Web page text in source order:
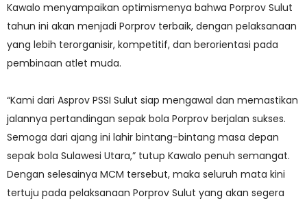
Kawalo menyampaikan optimismenya bahwa Porprov Sulut
tahun ini akan menjadi Porprov terbaik, dengan pelaksanaan
yang lebih terorganisir, kompetitif, dan berorientasi pada
pembinaan atlet muda.
“Kami dari Asprov PSSI Sulut siap mengawal dan memastikan
jalannya pertandingan sepak bola Porprov berjalan sukses.
Semoga dari ajang ini lahir bintang-bintang masa depan
sepak bola Sulawesi Utara,” tutup Kawalo penuh semangat.
Dengan selesainya MCM tersebut, maka seluruh mata kini
tertuju pada pelaksanaan Porprov Sulut yang akan segera